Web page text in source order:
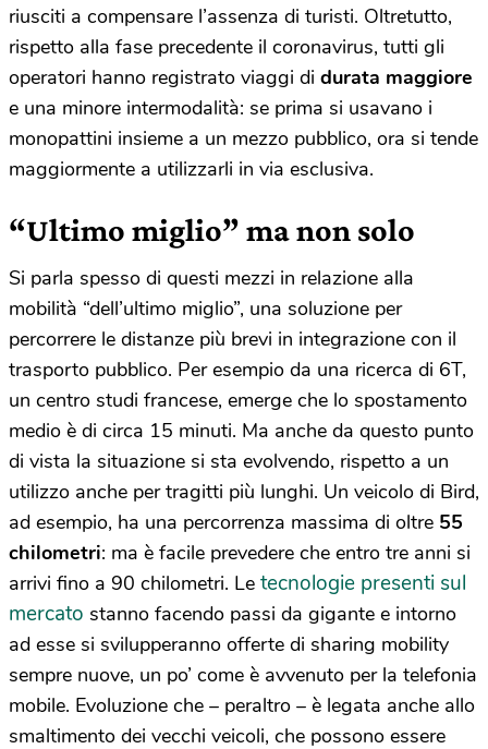
riusciti a compensare l’assenza di turisti. Oltretutto,
rispetto alla fase precedente il coronavirus, tutti gli
operatori hanno registrato viaggi di durata maggiore
e una minore intermodalità: se prima si usavano i
monopattini insieme a un mezzo pubblico, ora si tende
maggiormente a utilizzarli in via esclusiva.
“Ultimo miglio” ma non solo
Si parla spesso di questi mezzi in relazione alla
mobilità “dell’ultimo miglio”, una soluzione per
percorrere le distanze più brevi in integrazione con il
trasporto pubblico. Per esempio da una ricerca di 6T,
un centro studi francese, emerge che lo spostamento
medio è di circa 15 minuti. Ma anche da questo punto
di vista la situazione si sta evolvendo, rispetto a un
utilizzo anche per tragitti più lunghi. Un veicolo di Bird,
ad esempio, ha una percorrenza massima di oltre 55
chilometri: ma è facile prevedere che entro tre anni si
arrivi fino a 90 chilometri. Le tecnologie presenti sul
mercato stanno facendo passi da gigante e intorno
ad esse si svilupperanno offerte di sharing mobility
sempre nuove, un po’ come è avvenuto per la telefonia
mobile. Evoluzione che – peraltro – è legata anche allo
smaltimento dei vecchi veicoli, che possono essere